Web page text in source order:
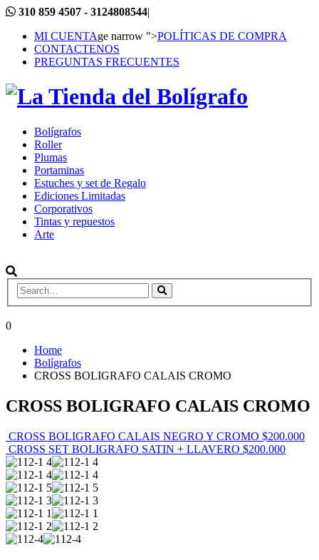
310 859 4507 - 3124808544|
MI CUENTAge narrow ">POLÍTICAS DE COMPRA
CONTACTENOS
PREGUNTAS FRECUENTES
Bolígrafos
Roller
Plumas
Portaminas
Estuches y set de Regalo
Ediciones Limitadas
Corporativos
Tintas y repuestos
Arte
0
Home
Bolígrafos
CROSS BOLIGRAFO CALAIS CROMO
CROSS BOLIGRAFO CALAIS CROMO
CROSS BOLIGRAFO CALAIS NEGRO Y CROMO $200.000
CROSS SET BOLIGRAFO SATIN + LLAVERO $200.000